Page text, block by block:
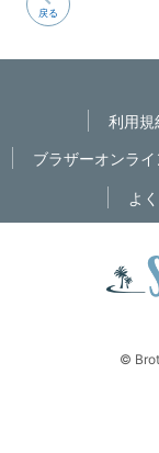
戻る
利用規
ブラザーオンライ
よ
©